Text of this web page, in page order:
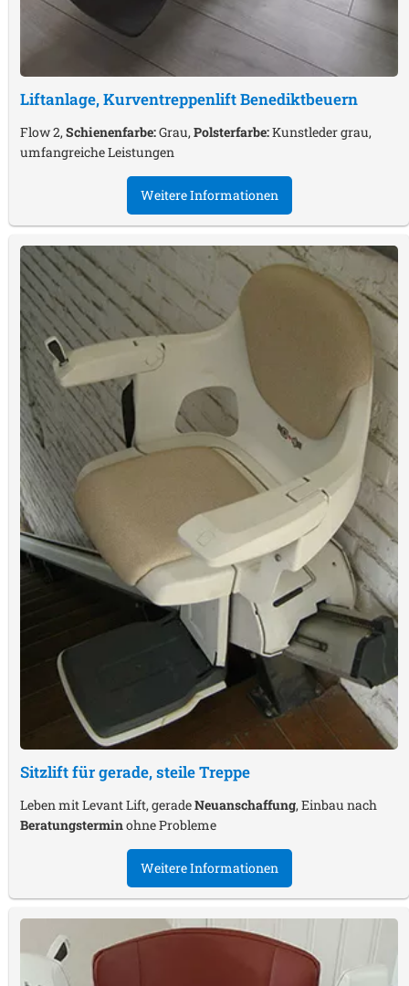
Liftanlage, KurventreppenliftBenediktbeuern
Flow 2,Schienenfarbe:Grau,Polsterfarbe:Kunstleder grau,
umfangreiche Leistungen
Weitere Informationen
Sitzlift für gerade, steile Treppe
Leben mit Levant Lift, geradeNeuanschaffung, Einbau nach
Beratungsterminohne Probleme
Weitere Informationen